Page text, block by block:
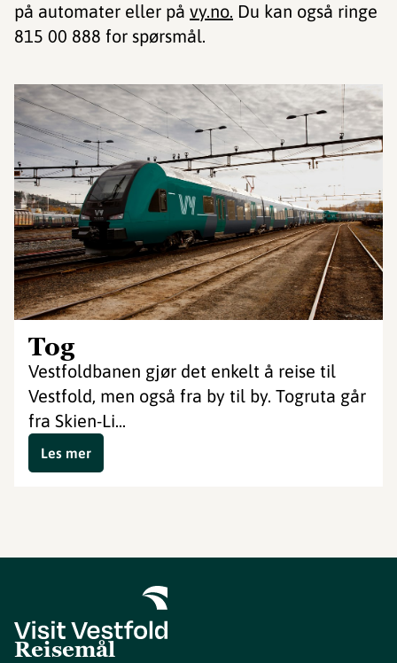
på automater eller på vy.no. Du kan også ringe
815 00 888 for spørsmål.
Tog
Vestfoldbanen gjør det enkelt å reise til
Vestfold, men også fra by til by. Togruta går
fra Skien-Li...
Les mer
Reisemål